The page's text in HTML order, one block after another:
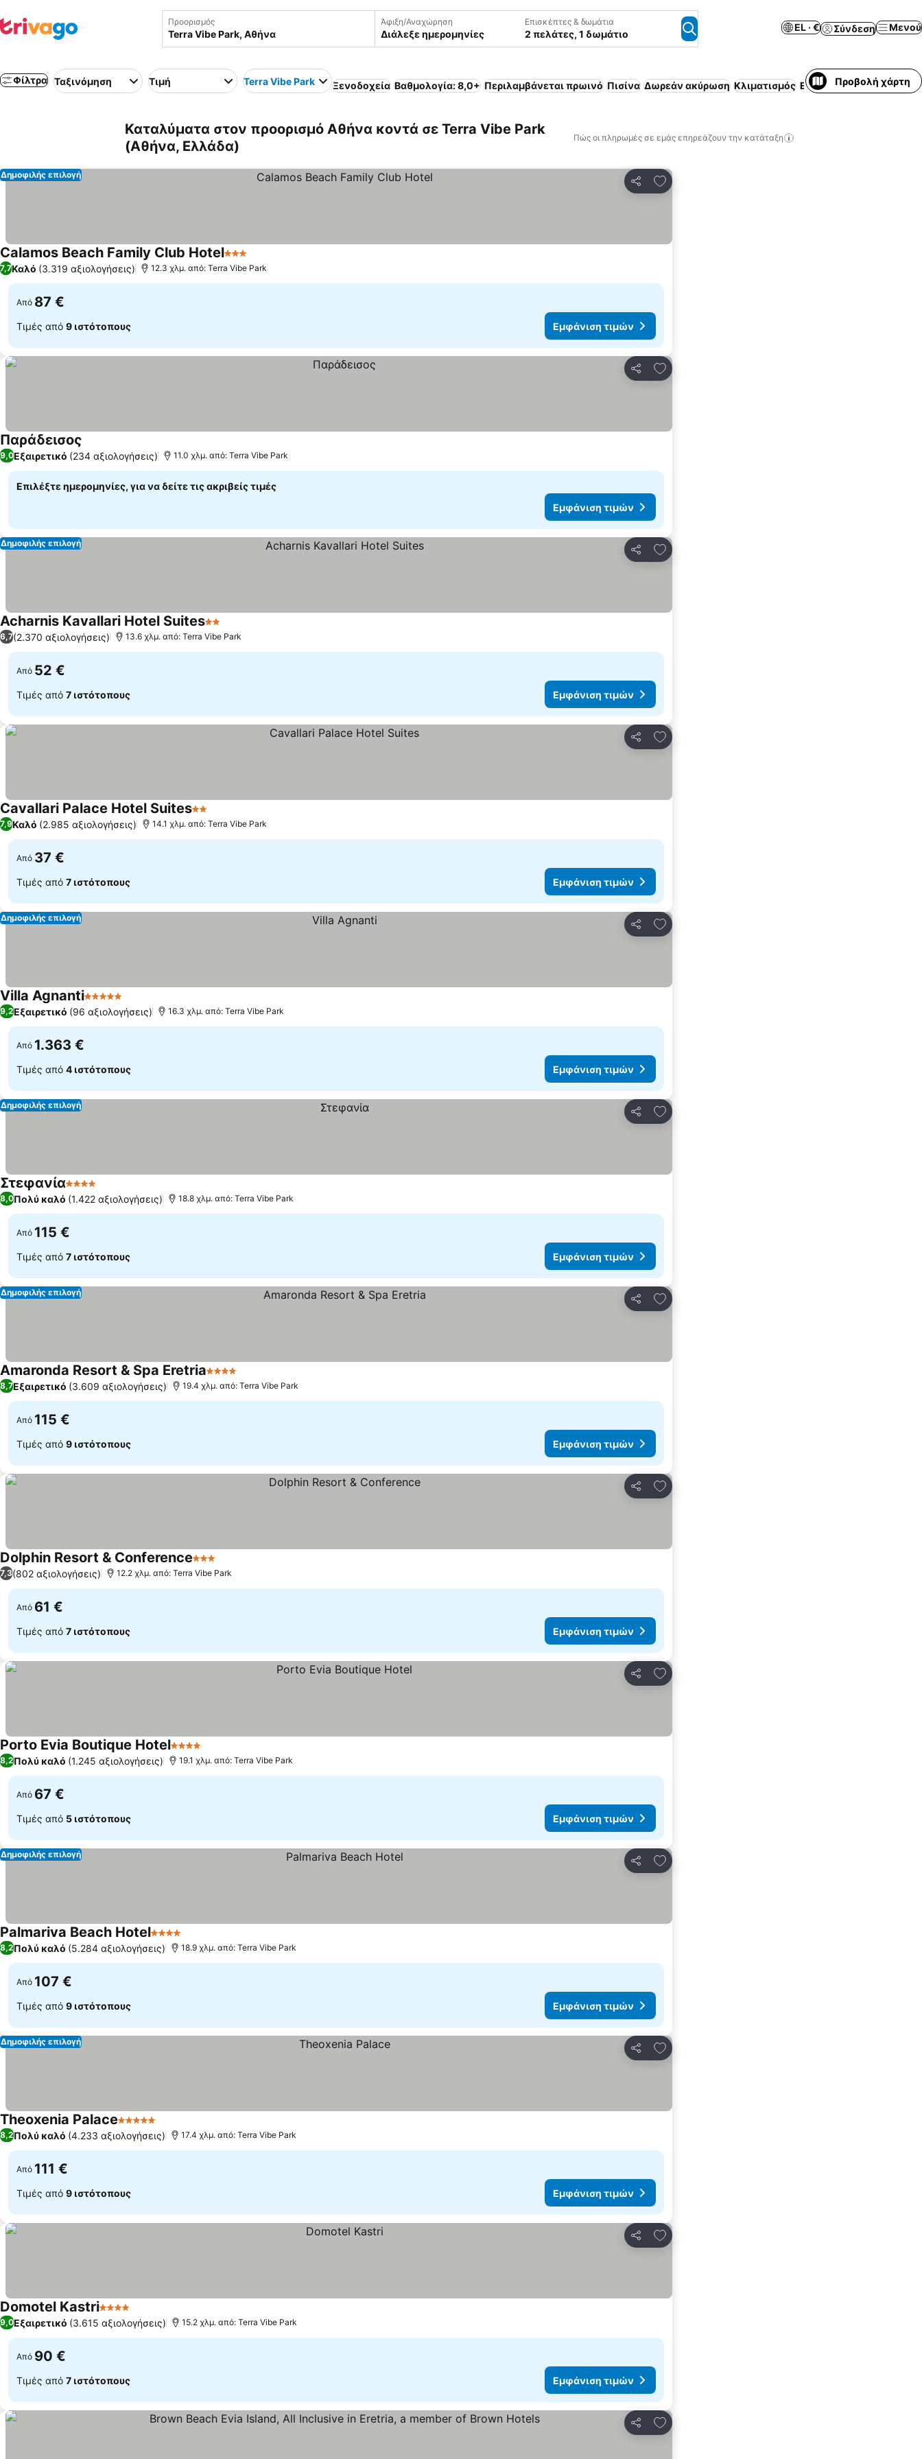
Προορισμός Άφιξη/Αναχώρηση
Διάλεξε ημερομηνίες
Επισκέπτες & δωμάτια
2 πελάτες, 1 δωμάτιο
EL · € Σύνδεση Μενού
Φίλτρα Ταξινόμηση Τιμή Terra Vibe Park Ξενοδοχεία Βαθμολογία: 8,0+ Περιλαμβάνεται πρωινό Πισίνα Δωρεάν ακύρωση Κλιματισμός Επιπλωμένο διαμέρισμα
Προβολή χάρτη
Καταλύματα στον προορισμό Αθήνα κοντά σε Terra Vibe Park
(Αθήνα, Ελλάδα)
Πώς οι πληρωμές σε εμάς επηρεάζουν την κατάταξη
Κοινοποίηση
Προσθήκη στα αγαπημένα
Δημοφιλής επιλογή
Calamos Beach Family Club Hotel3 Αστέρια
7,7Καλό (3.319 αξιολογήσεις) 12.3 χλμ. από: Terra Vibe Park
Από 87 €
Τιμές από 9 ιστότοπους Εμφάνιση τιμών
Κοινοποίηση
Προσθήκη στα αγαπημένα
Παράδεισος Εμφάνιση τιμών
9,0Εξαιρετικό (234 αξιολογήσεις) 11.0 χλμ. από: Terra Vibe Park
Επιλέξτε ημερομηνίες, για να δείτε τις ακριβείς τιμές
Εμφάνιση τιμών
Κοινοποίηση
Προσθήκη στα αγαπημένα
Δημοφιλής επιλογή
Acharnis Kavallari Hotel Suites2 Αστέρια
6,7(2.370 αξιολογήσεις) 13.6 χλμ. από: Terra Vibe Park
Από 52 €
Τιμές από 7 ιστότοπους Εμφάνιση τιμών
Κοινοποίηση
Προσθήκη στα αγαπημένα
Cavallari Palace Hotel Suites2 Αστέρια
7,9Καλό (2.985 αξιολογήσεις) 14.1 χλμ. από: Terra Vibe Park
Από 37 €
Τιμές από 7 ιστότοπους Εμφάνιση τιμών
Κοινοποίηση
Προσθήκη στα αγαπημένα
Δημοφιλής επιλογή
Villa Agnanti5 ΑστέριαΕμφάνιση τιμών
9,2Εξαιρετικό (96 αξιολογήσεις) 16.3 χλμ. από: Terra Vibe Park
Από 1.363 €
Τιμές από 4 ιστότοπους Εμφάνιση τιμών
Κοινοποίηση
Προσθήκη στα αγαπημένα
Δημοφιλής επιλογή
Στεφανία4 ΑστέριαΕμφάνιση τιμών
8,0Πολύ καλό (1.422 αξιολογήσεις) 18.8 χλμ. από: Terra Vibe Park
Από 115 €
Τιμές από 7 ιστότοπους Εμφάνιση τιμών
Κοινοποίηση
Προσθήκη στα αγαπημένα
Δημοφιλής επιλογή
Amaronda Resort & Spa Eretria4 Αστέρια
8,7Εξαιρετικό (3.609 αξιολογήσεις) 19.4 χλμ. από: Terra Vibe Park
Από 115 €
Τιμές από 9 ιστότοπους Εμφάνιση τιμών
Κοινοποίηση
Προσθήκη στα αγαπημένα
Dolphin Resort & Conference3 Αστέρια
7,3(802 αξιολογήσεις) 12.2 χλμ. από: Terra Vibe Park
Από 61 €
Τιμές από 7 ιστότοπους Εμφάνιση τιμών
Κοινοποίηση
Προσθήκη στα αγαπημένα
Porto Evia Boutique Hotel4 Αστέρια
8,2Πολύ καλό (1.245 αξιολογήσεις) 19.1 χλμ. από: Terra Vibe Park
Από 67 €
Τιμές από 5 ιστότοπους Εμφάνιση τιμών
Κοινοποίηση
Προσθήκη στα αγαπημένα
Δημοφιλής επιλογή
Palmariva Beach Hotel4 Αστέρια
8,2Πολύ καλό (5.284 αξιολογήσεις) 18.9 χλμ. από: Terra Vibe Park
Από 107 €
Τιμές από 9 ιστότοπους Εμφάνιση τιμών
Κοινοποίηση
Προσθήκη στα αγαπημένα
Δημοφιλής επιλογή
Theoxenia Palace5 ΑστέριαΕμφάνιση τιμών
8,2Πολύ καλό (4.233 αξιολογήσεις) 17.4 χλμ. από: Terra Vibe Park
Από 111 €
Τιμές από 9 ιστότοπους Εμφάνιση τιμών
Κοινοποίηση
Προσθήκη στα αγαπημένα
Domotel Kastri4 ΑστέριαΕμφάνιση τιμών
9,0Εξαιρετικό (3.615 αξιολογήσεις) 15.2 χλμ. από: Terra Vibe Park
Από 90 €
Τιμές από 7 ιστότοπους Εμφάνιση τιμών
Κοινοποίηση
Προσθήκη στα αγαπημένα